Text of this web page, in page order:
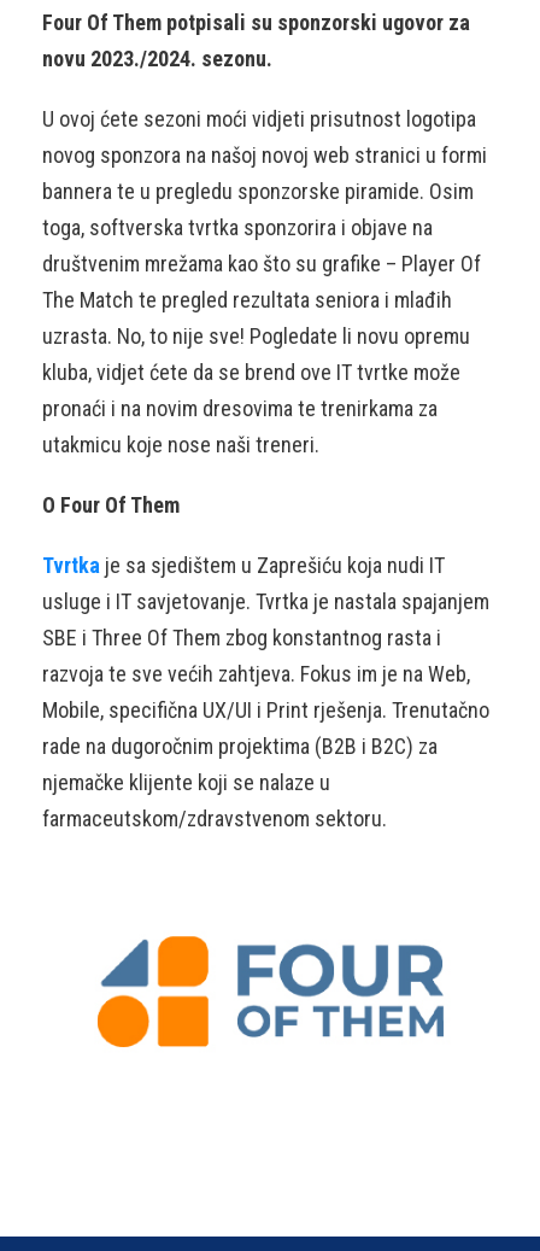
Four Of Them potpisali su sponzorski ugovor za
novu 2023./2024. sezonu.
U ovoj ćete sezoni moći vidjeti prisutnost logotipa
novog sponzora na našoj novoj web stranici u formi
bannera te u pregledu sponzorske piramide. Osim
toga, softverska tvrtka sponzorira i objave na
društvenim mrežama kao što su grafike – Player Of
The Match te pregled rezultata seniora i mlađih
uzrasta. No, to nije sve! Pogledate li novu opremu
kluba, vidjet ćete da se brend ove IT tvrtke može
pronaći i na novim dresovima te trenirkama za
utakmicu koje nose naši treneri.
O Four Of Them
Tvrtka je sa sjedištem u Zaprešiću koja nudi IT
usluge i IT savjetovanje. Tvrtka je nastala spajanjem
SBE i Three Of Them zbog konstantnog rasta i
razvoja te sve većih zahtjeva. Fokus im je na Web,
Mobile, specifična UX/UI i Print rješenja. Trenutačno
rade na dugoročnim projektima (B2B i B2C) za
njemačke klijente koji se nalaze u
farmaceutskom/zdravstvenom sektoru.